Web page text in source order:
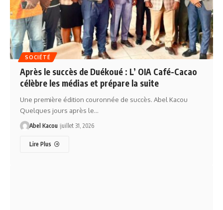
SOCIÉTÉ
Après le succès de Duékoué : L’ OIA Café-Cacao
célèbre les médias et prépare la suite
Une première édition couronnée de succès. Abel Kacou
Quelques jours après le…
Abel Kacou juillet 31, 2026
Lire Plus